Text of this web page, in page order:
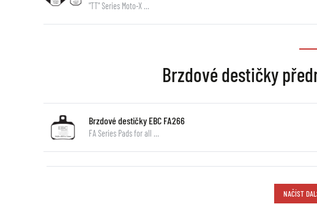
"TT" Series Moto-X …
Brzdové destičky
Brzdové destičky EBC FA266
FA Series Pads for all …
NAČÍST